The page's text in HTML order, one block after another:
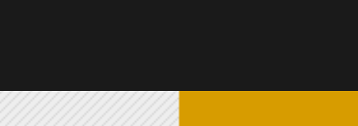
スキルアップしたい！ トップ
TOP Creator’s コラム